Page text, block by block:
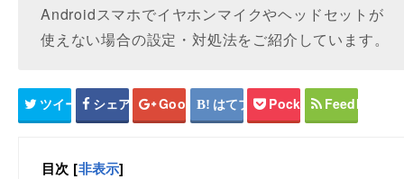
Androidスマホでイヤホンマイクやヘッドセットが
使えない場合の設定・対処法をご紹介しています。
ツイート シェア Google+ はてブ Pocket Feedly
目次 [非表示]